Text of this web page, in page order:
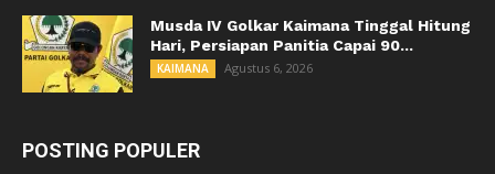
Musda IV Golkar Kaimana Tinggal Hitung
Hari, Persiapan Panitia Capai 90...
KAIMANA Agustus 6, 2026
POSTING POPULER